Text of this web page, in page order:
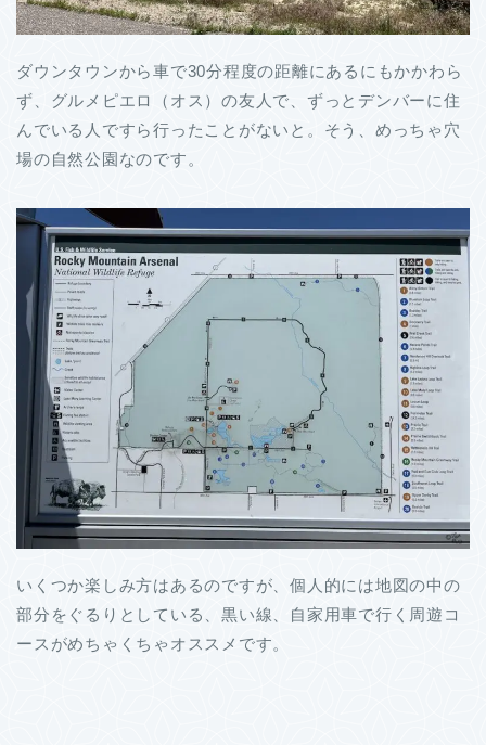
ダウンタウンから車で30分程度の距離にあるにもかかわら
ず、グルメピエロ（オス）の友人で、ずっとデンバーに住
んでいる人ですら行ったことがないと。そう、めっちゃ穴
場の自然公園なのです。
いくつか楽しみ方はあるのですが、個人的には地図の中の
部分をぐるりとしている、黒い線、自家用車で行く周遊コ
ースがめちゃくちゃオススメです。